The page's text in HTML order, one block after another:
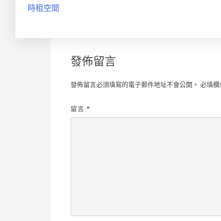
時租空間
發佈留言
發佈留言必須填寫的電子郵件地址不會公開。 必填
留言*